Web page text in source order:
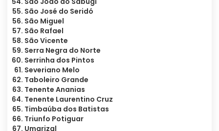
São José do Seridó
São Miguel
São Rafael
São Vicente
Serra Negra do Norte
Serrinha dos Pintos
Severiano Melo
Taboleiro Grande
Tenente Ananias
Tenente Laurentino Cruz
Timbaúba dos Batistas
Triunfo Potiguar
Umarizal